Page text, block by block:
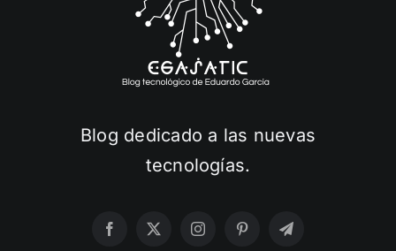
Blog dedicado a las nuevas
tecnologías.